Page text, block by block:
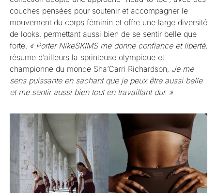
couches pensées pour soutenir et accompagner le
mouvement du corps féminin et offre une large diversité
de looks, permettant aussi bien de se sentir belle que
forte. « Porter NikeSKIMS me donne confiance et liberté,
résume d’ailleurs la sprinteuse olympique et
championne du monde Sha’Carri Richardson, Je me
sens puissante en sachant que je peux être aussi belle
et me sentir aussi bien tout en travaillant dur. »